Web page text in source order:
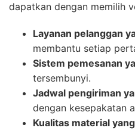
dapatkan dengan memilih
Layanan pelanggan
membantu setiap
Sistem pemesanan
tersembunyi.
Jadwal pengiriman
dengan kesepakatan
Kualitas material